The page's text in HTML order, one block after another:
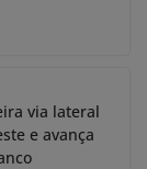
via lateral
e avança